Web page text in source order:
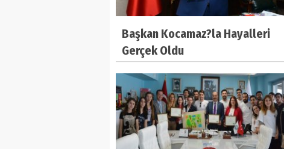
Başkan Kocamaz?la Hayalleri
Gerçek Oldu